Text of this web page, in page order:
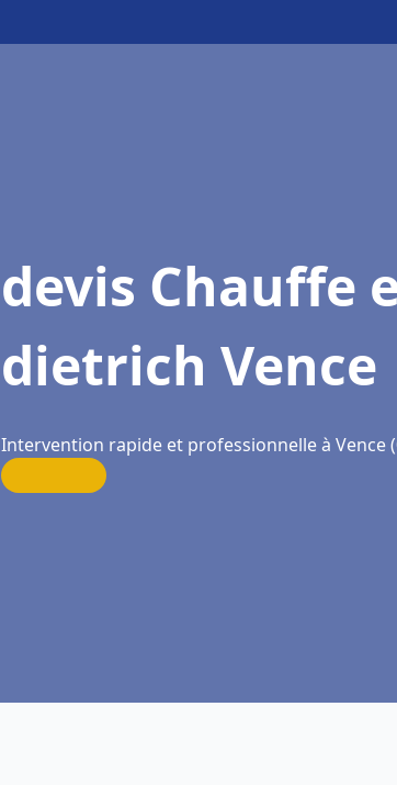
devis Chauffe
dietrich Vence
Intervention rapide et professionnelle à Vence